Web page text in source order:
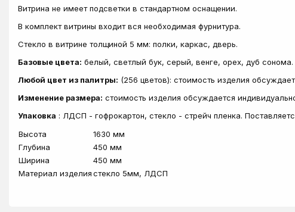
Витрина не имеет подсветки в стандартном оснащении.
В комплект витрины входит вся необходимая фурнитура.
Стекло в витрине толщиной 5 мм: полки, каркас, дверь.
Базовые цвета: белый, светлый бук, серый, венге, орех, дуб сонома.
Любой цвет из палитры: (256 цветов): стоимость изделия
Изменение размера: стоимость изделия обсуждается
Упаковка : ЛДСП - гофрокартон, стекло - стрейч пленка.
Высота
1630 мм
Глубина
450 мм
Ширина
450 мм
Материал изделиястекло 5мм, ЛДСП